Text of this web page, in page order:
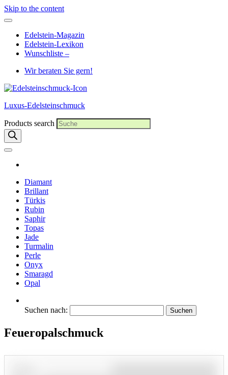
Skip to the content
Edelstein-Magazin
Edelstein-Lexikon
Wunschliste –
Wir beraten Sie gern!
Luxus-Edelsteinschmuck
Products search
Diamant
Brillant
Türkis
Rubin
Saphir
Topas
Jade
Turmalin
Perle
Onyx
Smaragd
Opal
Suchen nach:
Feueropalschmuck